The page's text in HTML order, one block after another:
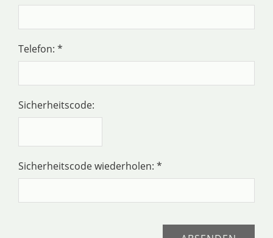
Telefon: *
Sicherheitscode:
Sicherheitscode wiederholen: *